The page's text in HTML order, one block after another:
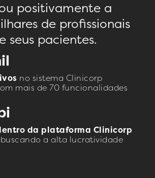
positivamente a
de profissionais
seus pacientes.
no sistema Clinicorp
mais de 70 funcionalidades
da plataforma Clinicorp
a alta lucratividade